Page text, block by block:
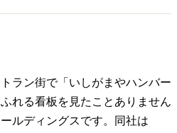
ラン街で「いしがまやハンバー
れる看板を見たことありません
ルディングスです。同社は